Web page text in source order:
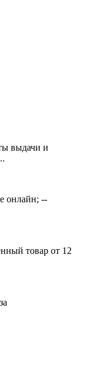
выдачи и
онлайн; --
товар от 12